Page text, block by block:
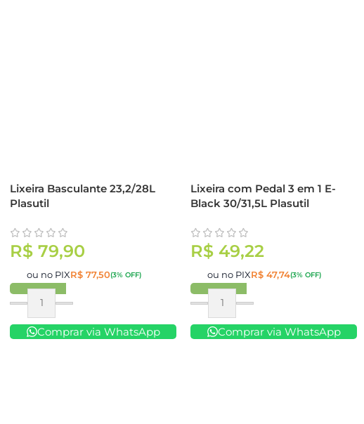
Lixeira Basculante 23,2/28L
Plasutil
R$ 79,90
ou no PIXR$ 77,50(3% OFF)
Comprar
Comprar via WhatsApp
Lixeira com Pedal 3 em 1 E-
Black 30/31,5L Plasutil
R$ 49,22
ou no PIXR$ 47,74(3% OFF)
Comprar
Comprar via WhatsApp